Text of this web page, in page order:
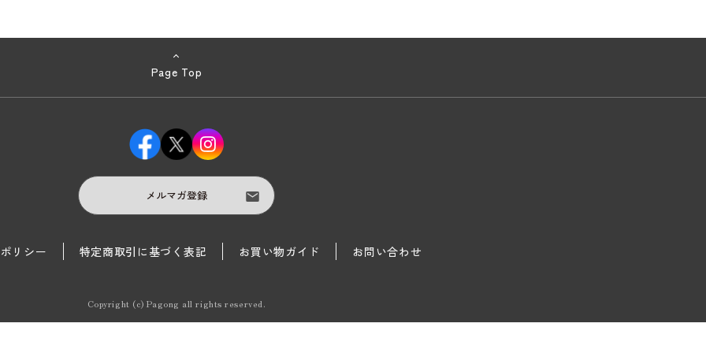
Page Top
メルマガ登録
リシー 特定商取引に基づく表記 お買い物ガイド お問い合わせ
Copyright (c) Pagong all rights reserved.